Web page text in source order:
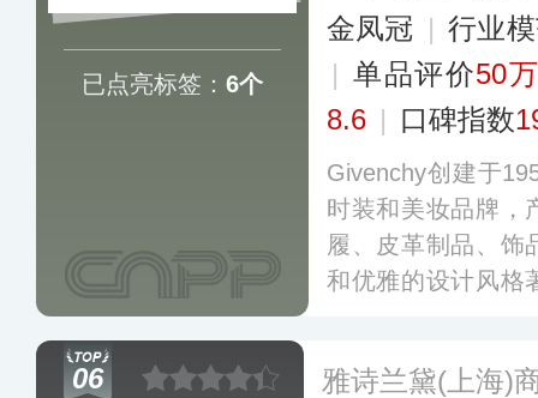
已点亮标签： 6个
金凤冠 | 行业
| 单品评价50
8.6 | 口碑指数
Givenchy创建于
时装和美妆品牌，
履、皮革制品、饰
和优雅的设计风格
06 雅诗兰黛(上海)